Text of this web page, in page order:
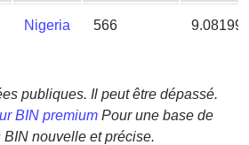
Nigeria 566
publiques. Il peut être dépassé.
BIN premium Pour une base de
BIN nouvelle et précise.